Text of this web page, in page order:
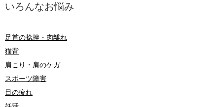
いろんなお悩み
足首の捻挫・肉離れ
猫背
肩こり・肩のケガ
スポーツ障害
目の疲れ